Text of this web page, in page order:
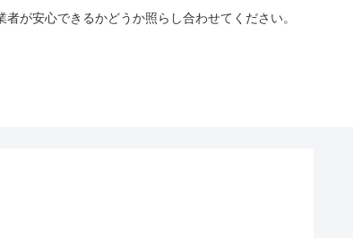
が安心できるかどうか照らし合わせてください。